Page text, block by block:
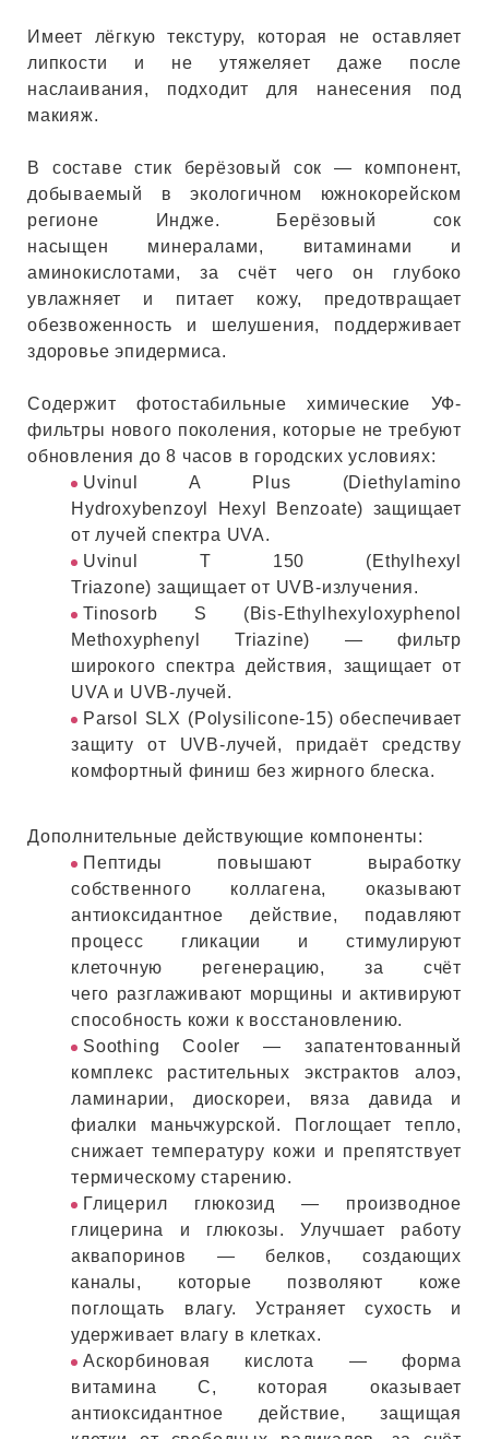
И
ТЕЙПЫ
keyboard_arrow_right
keyboard_arrow_right
keyboard_arrow_right
Имеет лёгкую текстуру, которая не оставляет
липкости и не утяжеляет даже после
наслаивания, подходит для нанесения под
макияж.
В составе стик берёзовый сок — компонент,
добываемый в экологичном южнокорейском
регионе Индже. Берёзовый сок
насыщен минералами, витаминами и
аминокислотами, за счёт чего он глубоко
увлажняет и питает кожу, предотвращает
обезвоженность и шелушения, поддерживает
здоровье эпидермиса.
Содержит фотостабильные химические УФ-
фильтры нового поколения, которые не требуют
обновления до 8 часов в городских условиях:
Uvinul A Plus (Diethylamino
Hydroxybenzoyl Hexyl Benzoate) защищает
от лучей спектра UVA.
Uvinul T 150 (Ethylhexyl
Triazone) защищает от UVB-излучения.
Tinosorb S (Bis-Ethylhexyloxyphenol
Methoxyphenyl Triazine) — фильтр
широкого спектра действия, защищает от
UVA и UVB-лучей.
Parsol SLX (Polysilicone-15) обеспечивает
защиту от UVB-лучей, придаёт средству
комфортный финиш без жирного блеска.
Дополнительные действующие компоненты:
Пептиды повышают выработку
собственного коллагена, оказывают
антиоксидантное действие, подавляют
процесс гликации и стимулируют
клеточную регенерацию, за счёт
чего разглаживают морщины и активируют
способность кожи к восстановлению.
Soothing Cooler — запатентованный
комплекс растительных экстрактов алоэ,
ламинарии, диоскореи, вяза давида и
фиалки маньчжурской. Поглощает тепло,
снижает температуру кожи и препятствует
термическому старению.
Глицерил глюкозид — производное
глицерина и глюкозы. Улучшает работу
аквапоринов — белков, создающих
каналы, которые позволяют коже
поглощать влагу. Устраняет сухость и
удерживает влагу в клетках.
Аскорбиновая кислота — форма
витамина C, которая оказывает
антиоксидантное действие, защищая